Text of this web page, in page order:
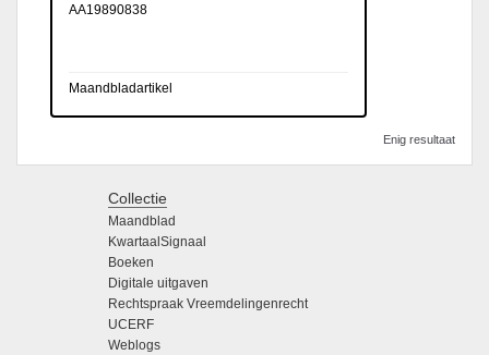
AA19890838
Maandbladartikel
Enig resultaat
Collectie
Maandblad
KwartaalSignaal
Boeken
Digitale uitgaven
Rechtspraak Vreemdelingenrecht
UCERF
Weblogs